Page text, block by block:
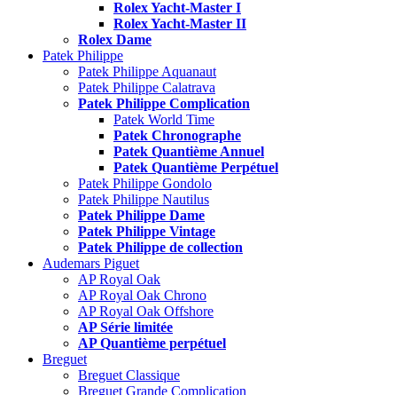
Rolex Yacht-Master I
Rolex Yacht-Master II
Rolex Dame
Patek Philippe
Patek Philippe Aquanaut
Patek Philippe Calatrava
Patek Philippe Complication
Patek World Time
Patek Chronographe
Patek Quantième Annuel
Patek Quantième Perpétuel
Patek Philippe Gondolo
Patek Philippe Nautilus
Patek Philippe Dame
Patek Philippe Vintage
Patek Philippe de collection
Audemars Piguet
AP Royal Oak
AP Royal Oak Chrono
AP Royal Oak Offshore
AP Série limitée
AP Quantième perpétuel
Breguet
Breguet Classique
Breguet Grande Complication